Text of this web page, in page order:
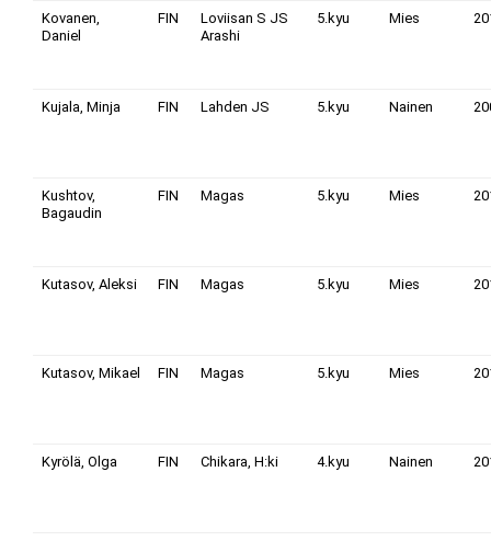
Kovanen,
Daniel
FIN
Loviisan S JS
Arashi
5.kyu Mies
Kujala, Minja FIN Lahden JS 5.kyu Nainen
Kushtov,
Bagaudin
FIN Magas 5.kyu Mies
Kutasov, Aleksi FIN Magas 5.kyu Mies
Kutasov, Mikael FIN Magas 5.kyu Mies
Kyrölä, Olga FIN Chikara, H:ki 4.kyu Nainen